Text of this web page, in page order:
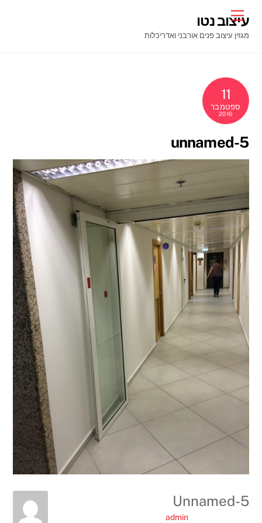
content
Menu
עיצוב נטו
מגזין עיצוב פנים אורבני ואדריכלות
11
ספטמבר
2016
unnamed-5
Unnamed-5
admin